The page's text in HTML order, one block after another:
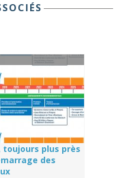
toujours plus près
des